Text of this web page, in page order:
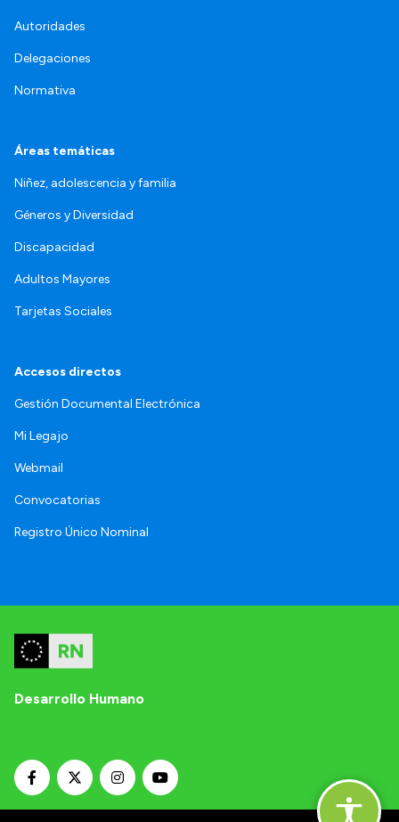
Autoridades
Delegaciones
Normativa
Áreas temáticas
Niñez, adolescencia y familia
Géneros y Diversidad
Discapacidad
Adultos Mayores
Tarjetas Sociales
Accesos directos
Gestión Documental Electrónica
Mi Legajo
Webmail
Convocatorias
Registro Único Nominal
Desarrollo Humano